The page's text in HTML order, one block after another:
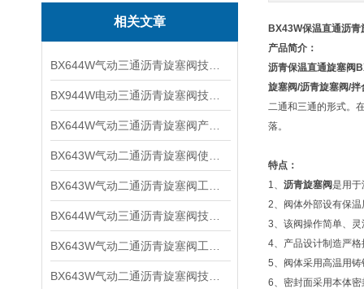
相关文章
BX43W保温直通沥青
产品简介：
沥青保温直通旋塞阀
旋塞阀/沥青旋塞阀/
二通和三通的形式。
落。
特点：
1、 沥青旋塞阀是用于
2、阀体外部设有保
3、该阀操作简单、
4、产品设计制造严
5、阀体采用高温用
6、密封面采用本体